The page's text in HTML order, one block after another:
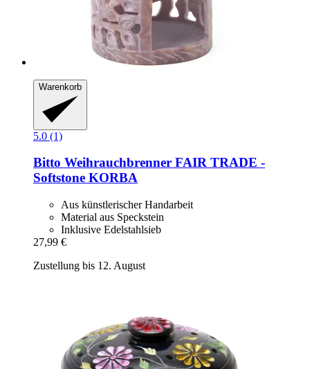
Warenkorb
5.0 (1)
Bitto Weihrauchbrenner FAIR TRADE -​
Softstone KORBA
Aus künstlerischer Handarbeit
Material aus Speckstein
Inklusive Edelstahlsieb
27,99 €
Zustellung bis 12. August